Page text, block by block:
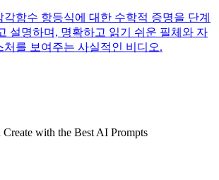
함수 항등식에 대한 수학적 증명을 단계
설명하며, 명확하고 읽기 쉬운 필체와 자
처를 보여주는 사실적인 비디오.
Create with the Best AI Prompts